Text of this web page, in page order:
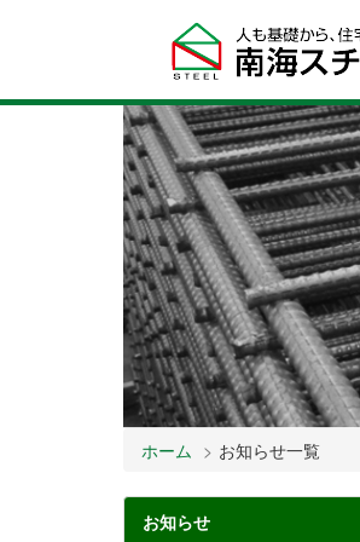
ホーム お知らせ一覧
お知らせ